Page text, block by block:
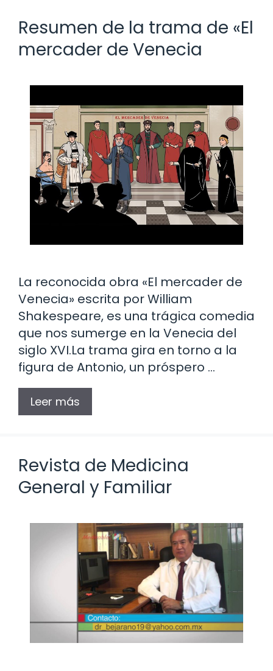
Resumen de la trama de «El
mercader de Venecia
La reconocida obra «El mercader de
Venecia» escrita por William
Shakespeare, es una trágica comedia
que nos sumerge en la Venecia del
siglo XVI.La trama gira en torno a la
figura de Antonio, un próspero …
Leer más
Revista de Medicina
General y Familiar